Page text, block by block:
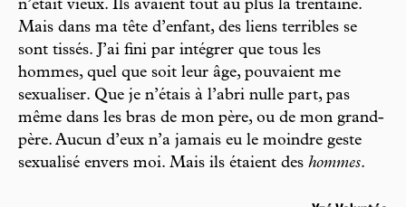
n’était vieux. Ils avaient tout au plus la trentaine.
Mais dans ma tête d’enfant, des liens terribles se
sont tissés. J’ai fini par intégrer que tous les
hommes, quel que soit leur âge, pouvaient me
sexualiser. Que je n’étais à l’abri nulle part, pas
même dans les bras de mon père, ou de mon grand-
père. Aucun d’eux n’a jamais eu le moindre geste
sexualisé envers moi. Mais ils étaient des hommes.